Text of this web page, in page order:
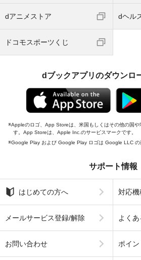
dアニメストア dヘル
ドコモスポーツくじ
dブックアプリのダウンロ
Appleのロゴ、App Storeは、米国もしくはその他の国
す。App Storeは、Apple Inc.のサービスマークです。
Google Play および Google Play ロゴは Google LLC の
サポート情報
はじめての方へ 対応
メールサービス登録/解除 よくあ
お問い合わせ ポイン